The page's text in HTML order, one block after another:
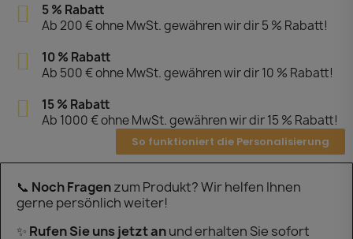
5 % Rabatt
Ab 200 € ohne MwSt. gewähren wir dir 5 % Rabatt!
10 % Rabatt
Ab 500 € ohne MwSt. gewähren wir dir 10 % Rabatt!
15 % Rabatt
Ab 1000 € ohne MwSt. gewähren wir dir 15 % Rabatt!
So funktioniert die Personalisierung
📞 Noch Fragenzum Produkt? Wir helfen Ihnen
gerne persönlich weiter!
✨ Rufen Sie uns jetzt anund erhalten Sie sofort